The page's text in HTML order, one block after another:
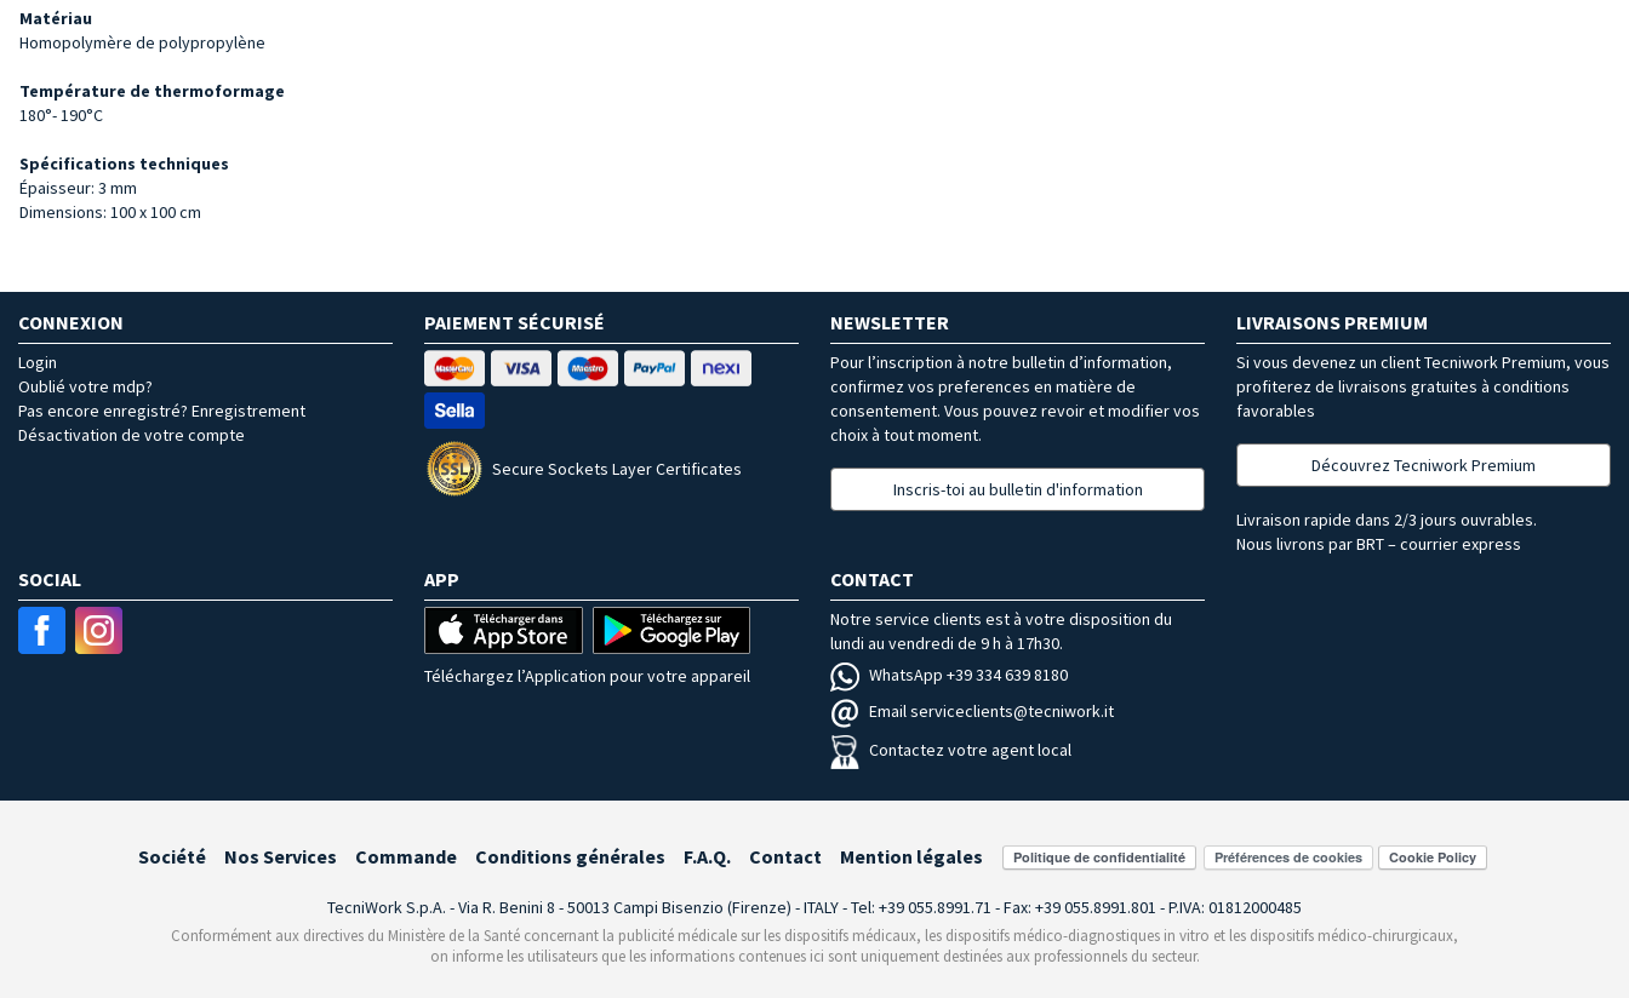
Matériau
Homopolymère de polypropylène
Température de thermoformage
180°- 190°C
Spécifications techniques
Épaisseur: 3 mm
Dimensions: 100 x 100 cm
CONNEXION
Login
Oublié votre mdp?
Pas encore enregistré? Enregistrement
Désactivation de votre compte
PAIEMENT SÉCURISÉ
Secure Sockets Layer Certificates
NEWSLETTER
Pour l’inscription à notre bulletin d’information,
confirmez vos preferences en matière de
consentement. Vous pouvez revoir et modifier vos
choix à tout moment.
Inscris-toi au bulletin d'information
LIVRAISONS PREMIUM
Si vous devenez un client Tecniwork Premium, vous
profiterez de livraisons gratuites à conditions
favorables
Découvrez Tecniwork Premium
Livraison rapide dans 2/3 jours ouvrables.
Nous livrons par BRT – courrier express
SOCIAL APP
Téléchargez l’Application pour votre appareil
CONTACT
Notre service clients est à votre disposition du
lundi au vendredi de 9 h à 17h30.
WhatsApp +39 334 639 8180
Email serviceclients@tecniwork.it
Contactez votre agent local
Société Nos Services Commande Conditions générales F.A.Q. Contact Mention légales Préférences de cookies
TecniWork S.p.A. - Via R. Benini 8 - 50013 Campi Bisenzio (Firenze) - ITALY - Tel: +39 055.8991.71 - Fax: +39 055.8991.801 - P.IVA: 01812000485
Conformément aux directives du Ministère de la Santé concernant la publicité médicale sur les dispositifs médicaux, les dispositifs médico-diagnostiques in vitro et les dispositifs médico-chirurgicaux,
on informe les utilisateurs que les informations contenues ici sont uniquement destinées aux professionnels du secteur.